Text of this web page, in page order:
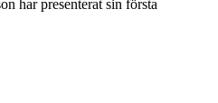
har presenterat sin första